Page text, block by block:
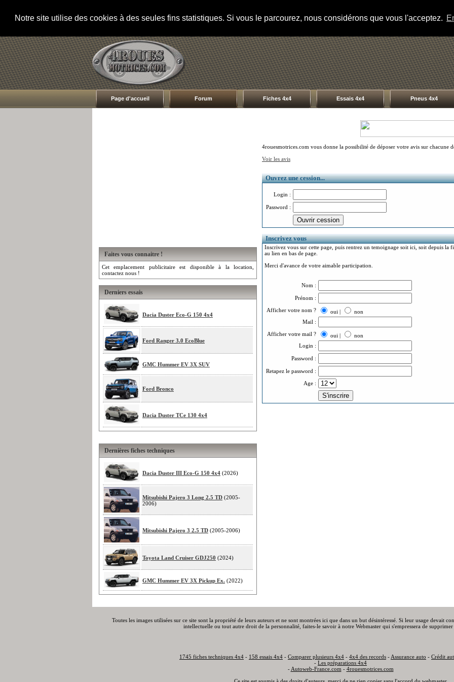
Notre site utilise des cookies à des seules fins statistiques. Si vous le parcourez, nous considérons que vous l'acceptez.
Page d'accueil Forum Fiches 4x4 Essais 4x4 Pneus 4x4
Faites vous connaitre !
Cet emplacement publicitaire est disponible à la location,
contactez nous !
Derniers essais
Dacia Duster Eco-G 150 4x4
Ford Ranger 3.0 EcoBlue
GMC Hummer EV 3X SUV
Ford Bronco
Dacia Duster TCe 130 4x4
Dernières fiches techniques
Dacia Duster III Eco-G 150 4x4 (2026)
Mitsubishi Pajero 3 Long 2.5 TD (2005-
2006)
Mitsubishi Pajero 3 2.5 TD (2005-2006)
Toyota Land Cruiser GDJ250 (2024)
GMC Hummer EV 3X Pickup Ex. (2022)
4rouesmotrices.com vous donne la possibilité de déposer votre avis sur chacune
Voir les avis
Ouvrez une cession...
Login :
Password :
Inscrivez vous
Inscrivez vous sur cette page, puis rentrez un temoignage soit ici, soit depuis la
au lien en bas de page.
Merci d'avance de votre aimable participation.
Nom :
Prénom :
Afficher votre nom ?
oui |
non
Mail :
Afficher votre mail ?
oui |
non
Login :
Password :
Retapez le password :
Age :
Toutes les images utilisées sur ce site sont la propriété de leurs auteurs et ne sont montrées ici que dans un but désintéressé. Si leur usage devait
intellectuelle ou tout autre droit de la personnalité, faites-le savoir à notre Webmaster qui s'empressera de
1745 fiches techniques 4x4 - 158 essais 4x4 - Comparer plusieurs 4x4 - 4x4 des records - Assurance auto - Crédit
- Les préparations 4x4
- Autoweb-France.com - 4rouesmotrices.com
Ce site est soumis à des droits d'auteurs, merci de ne rien copier sans l'accord du webmaster